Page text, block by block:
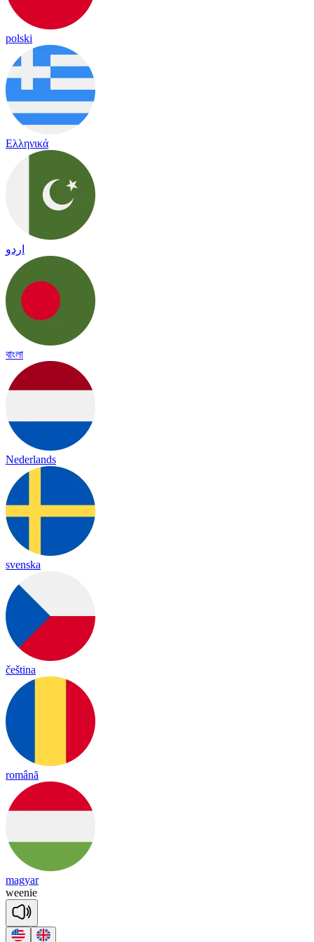
polski
Ελληνικά
اردو
বাংলা
Nederlands
svenska
čeština
română
magyar
weenie